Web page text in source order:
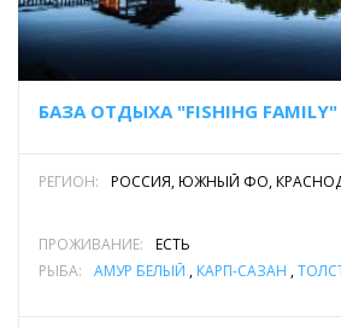
БАЗА ОТДЫХА "FISHIHG FAMILY"
РЕГИОН: РОССИЯ, ЮЖНЫЙ ФО,
ПРОЖИВАНИЕ:
ЕСТЬ
РЫБА:
АМУР БЕЛЫЙ , КАРП-САЗАН ,